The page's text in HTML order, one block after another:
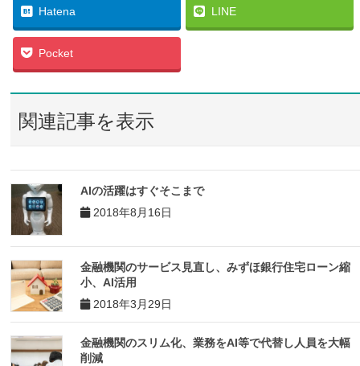
Hatena LINE
Pocket
関連記事を表示
AIの活躍はすぐそこまで
2018年8月16日
金融機関のサービス見直し、みずほ銀行住宅ローン縮
小、AI活用
2018年3月29日
金融機関のスリム化、業務をAI等で代替し人員を大幅
削減